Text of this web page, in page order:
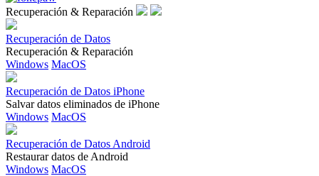
Recuperación & Reparación
Recuperación de Datos
Recuperación & Reparación
Windows MacOS
Recuperación de Datos iPhone
Salvar datos eliminados de iPhone
Windows MacOS
Recuperación de Datos Android
Restaurar datos de Android
Windows MacOS